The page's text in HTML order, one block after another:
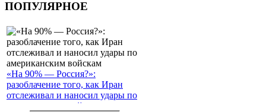
ПОПУЛЯРНОЕ
«На 90% — Россия?»:
разоблачение того, как Иран
отслеживал и наносил удары по
американским войскам